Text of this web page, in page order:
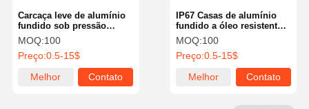
Visita À
Fábrica
Controle De
Qualidade
Contacte-
Nos
Notícias
IP67 Casas de alumínio
fundido a óleo resistente a
intempéries
MOQ:100
Preço:0.5-15$
Melhor
Contato
Carcaça leve de alumínio
fundido sob pressão
Durável OEM Alta pressão
MOQ:100
Preço:0.5-15$
Melhor
Contato